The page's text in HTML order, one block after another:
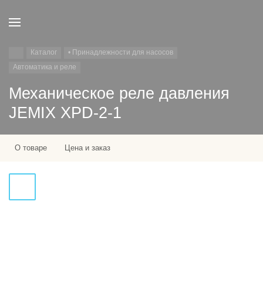
Каталог
• Принадлежности для насосов
Автоматика и реле
Механическое реле давления
JEMIX XPD-2-1
О товаре Цена и заказ